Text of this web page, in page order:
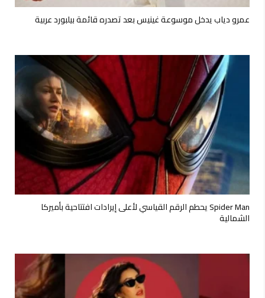
عمرو دياب يدخل موسوعة غينيس بعد تصدره قائمة بيلبورد عربية
Spider Man يحطم الرقم القياسي لأعلى إيرادات افتتاحية بأميركا
الشمالية